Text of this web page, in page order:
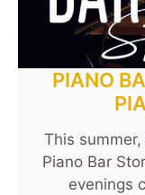
PIANO
This
Piano Bar
evenings